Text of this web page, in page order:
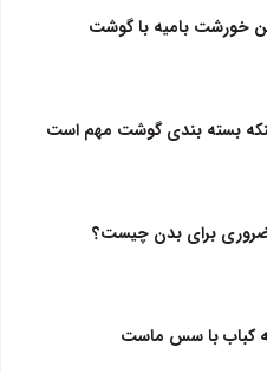
خورشت بامیه با گوشت
کباب با سس ماست